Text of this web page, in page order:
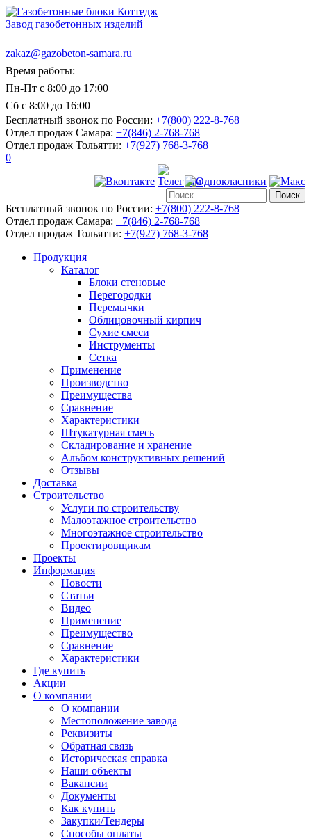
Завод газобетонных изделий
zakaz@gazobeton-samara.ru
Время работы:
Пн-Пт с 8:00 до 17:00
Сб с 8:00 до 16:00
Бесплатный звонок по России: +7(800) 222-8-768
Отдел продаж Самара: +7(846) 2-768-768
Отдел продаж Тольятти: +7(927) 768-3-768
0
Бесплатный звонок по России: +7(800) 222-8-768
Отдел продаж Самара: +7(846) 2-768-768
Отдел продаж Тольятти: +7(927) 768-3-768
Продукция
Каталог
Блоки стеновые
Перегородки
Перемычки
Облицовочный кирпич
Сухие смеси
Инструменты
Сетка
Применение
Производство
Преимущества
Сравнение
Характеристики
Штукатурная смесь
Складирование и хранение
Альбом конструктивных решений
Отзывы
Доставка
Строительство
Услуги по строительству
Малоэтажное строительство
Многоэтажное строительство
Проектировщикам
Проекты
Информация
Новости
Статьи
Видео
Применение
Преимущество
Сравнение
Характеристики
Где купить
Акции
О компании
О компании
Местоположение завода
Реквизиты
Обратная связь
Историческая справка
Наши объекты
Вакансии
Документы
Как купить
Закупки/Тендеры
Способы оплаты